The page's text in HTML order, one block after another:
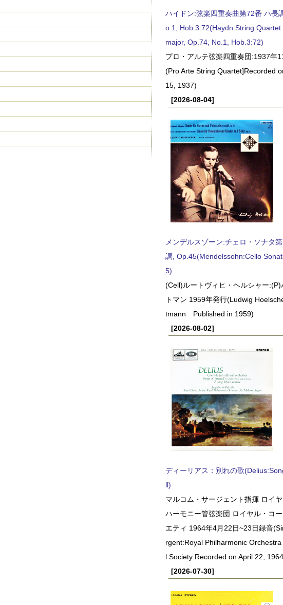
ハイドン:弦楽四重奏曲第72番 ハ長
o.1, Hob.3:72(Haydn:String Quartet
major, Op.74, No.1, Hob.3:72)
プロ・アルテ弦楽四重奏団:1937年
(Pro Arte String Quartet]Recorded
15, 1937)
[2026-08-04]
メンデルスゾーン:チェロ・ソナタ
調, Op.45(Mendelssohn:Cello
5)
(Cell)ルートヴィヒ・ヘルシャー
トマン 1959年発行(Ludwig
tmann Published in 1959)
[2026-08-02]
ディーリアス：別れの歌
ll)
マルコム・サージェント指揮 ロイ
ハーモニー管弦楽団 ロイヤル・コ
エティ 1964年4月22日~23日録音
rgent:Royal Philharmonic
l Society Recorded on April 22,
[2026-07-30]